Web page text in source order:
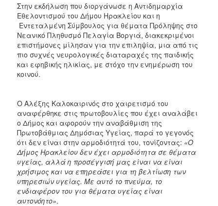
ΔΗΜΟΤΗΣ
ΕΠΙΣΚΕΠΤΗΣ
Στην εκδήλωση που διοργάνωσε η Αντιδημαρχία
Εθελοντισμού του Δήμου Ηρακλείου και η
Εντεταλμένη Σύμβουλος για θέματα Πρόληψης στο
Νεανικό Πληθυσμό Πελαγία Βοργιά, διακεκριμένοι
επιστήμονες μίλησαν για την επιληψία, μια από τις
πιο συχνές νευρολογικές διαταραχές της παιδικής
και εφηβικής ηλικίας, με στόχο την ενημέρωση του
κοινού.
Ο Αλέξης Καλοκαιρινός στο χαιρετισμό του
αναφέρθηκε στις πρωτοβουλίες που έχει αναλάβει
ο Δήμος και αφορούν την αναβάθμιση της
Πρωτοβάθμιας Δημόσιας Υγείας, παρά το γεγονός
ότι δεν είναι στην αρμοδιότητά του, τονίζοντας: «Ο
Δήμος Ηρακλείου δεν έχει αρμοδιότητα σε θέματα
υγείας, αλλά η προσέγγισή μας είναι να είναι
χρήσιμος και να επηρεάσει για τη βελτίωση των
υπηρεσιών υγείας. Με αυτό το πνεύμα, το
ενδιαφέρον του για θέματα υγείας είναι
αυτονόητο».